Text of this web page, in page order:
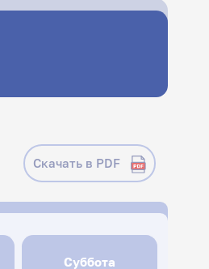
Скачать в PDF
Суббота